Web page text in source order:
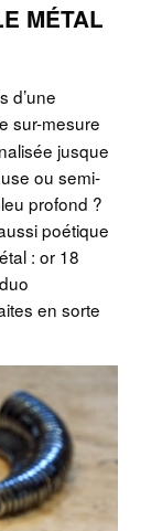
MÉTAL
d’une
sur-mesure
jusque
ou semi-
profond ?
poétique
: or 18
en sorte